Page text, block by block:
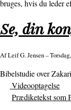
bruges, hvis du leder
Se, din
AfLeif G. Jensen–
Bibelstudie over
Videooptagelse
Prædiketekst som